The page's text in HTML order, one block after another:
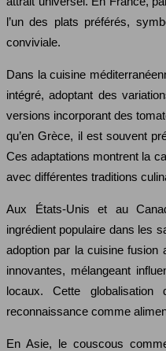
l’un des plats préférés,
conviviale.
Dans la cuisine
intégré, adoptant des
versions incorporant des
qu’en Grèce, il est souvent
Ces adaptations montrent la
avec différentes traditions
Aux États-Unis et au
ingrédient populaire dans les
adoption par la cuisine fusion
innovantes, mélangeant
locaux. Cette
reconnaissance comme
En Asie, le couscous